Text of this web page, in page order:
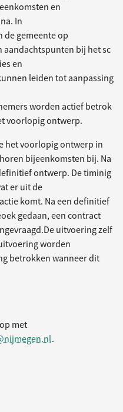
en
In
de gemeente op
aandachtspunten bij het sc
en
leiden tot aanpassing
worden actief betrok
voorlopig ontwerp.
het voorlopig ontwerp in
bijeenkomsten bij. Na
ontwerp. De timinig
er uit de
komt. Na een definitief
gedaan, een contract
uitvoering zelf
worden
betrokken wanneer dit
met
.